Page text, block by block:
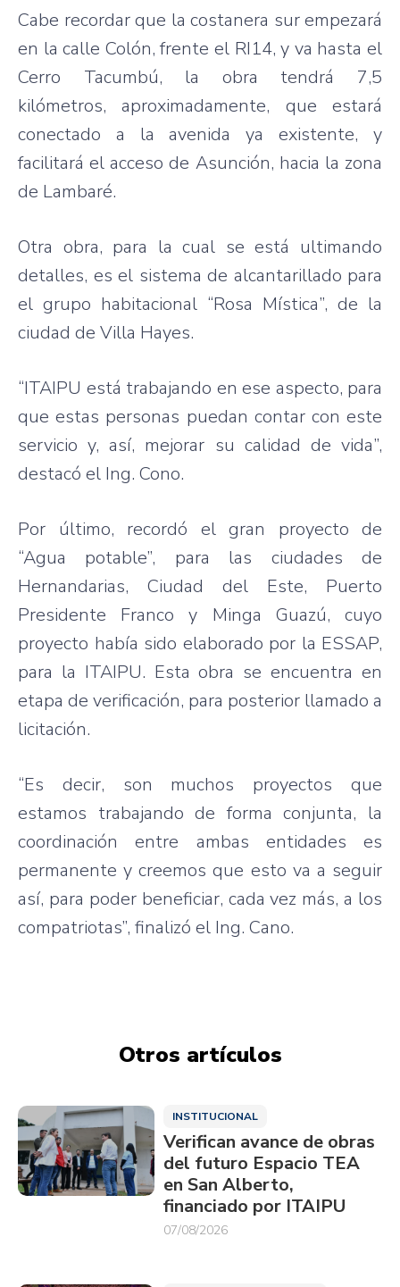
Cabe recordar que la costanera sur empezará
en la calle Colón, frente el RI14, y va hasta el
Cerro Tacumbú, la obra tendrá 7,5
kilómetros, aproximadamente, que estará
conectado a la avenida ya existente, y
facilitará el acceso de Asunción, hacia la zona
de Lambaré.
Otra obra, para la cual se está ultimando
detalles, es el sistema de alcantarillado para
el grupo habitacional “Rosa Mística”, de la
ciudad de Villa Hayes.
“ITAIPU está trabajando en ese aspecto, para
que estas personas puedan contar con este
servicio y, así, mejorar su calidad de vida”,
destacó el Ing. Cono.
Por último, recordó el gran proyecto de
“Agua potable”, para las ciudades de
Hernandarias, Ciudad del Este, Puerto
Presidente Franco y Minga Guazú, cuyo
proyecto había sido elaborado por la ESSAP,
para la ITAIPU. Esta obra se encuentra en
etapa de verificación, para posterior llamado a
licitación.
“Es decir, son muchos proyectos que
estamos trabajando de forma conjunta, la
coordinación entre ambas entidades es
permanente y creemos que esto va a seguir
así, para poder beneficiar, cada vez más, a los
compatriotas”, finalizó el Ing. Cano.
Otros artículos
INSTITUCIONAL
Verifican avance de obras
del futuro Espacio TEA
en San Alberto,
financiado por ITAIPU
07/08/2026